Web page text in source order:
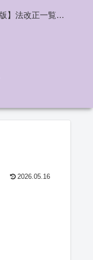
【最新版】法改正一覧／社会保険・雇用保険・労働時間・ハラスメント対策
2026.05.16